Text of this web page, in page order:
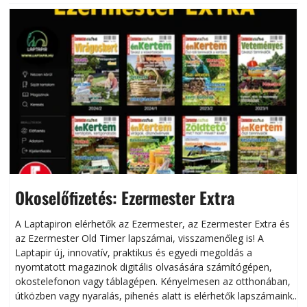
Okoselőfizetés: Ezermester Extra
A Laptapiron elérhetők az Ezermester, az Ezermester Extra és
az Ezermester Old Timer lapszámai, visszamenőleg is! A
Laptapir új, innovatív, praktikus és egyedi megoldás a
nyomtatott magazinok digitális olvasására számítógépen,
okostelefonon vagy táblagépen. Kényelmesen az otthonában,
útközben vagy nyaralás, pihenés alatt is elérhetők lapszámaink.